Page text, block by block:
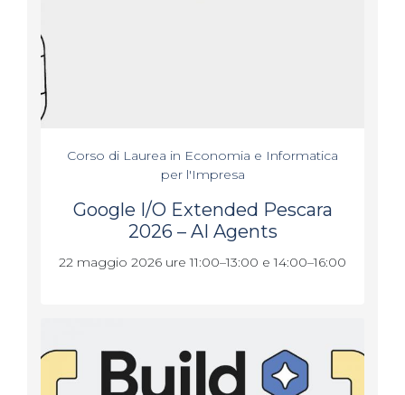
Corso di Laurea in Economia e Informatica
per l'Impresa
Google I/O Extended Pescara
2026 – AI Agents
22 maggio 2026 ure 11:00–13:00 e 14:00–16:00